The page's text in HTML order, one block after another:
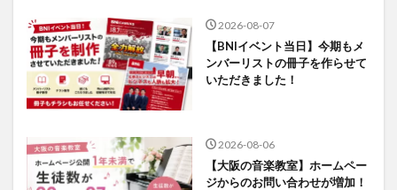
2026-08-07
【BNIイベント当日】今期もメ
ンバーリストの冊子を作らせて
いただきました！
2026-08-06
【大阪の音楽教室】ホームペー
ジからのお問い合わせが増加！